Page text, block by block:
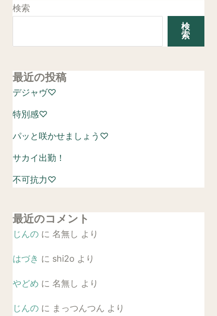
検索
検
索
最近の投稿
デジャヴ♡
特別感♡
パッと咲かせましょう♡
サカイ出勤！
不可抗力♡
最近のコメント
じんのに 名無し より
はづき に shi2o より
やどめ に 名無し より
じんのに まっつんつん より